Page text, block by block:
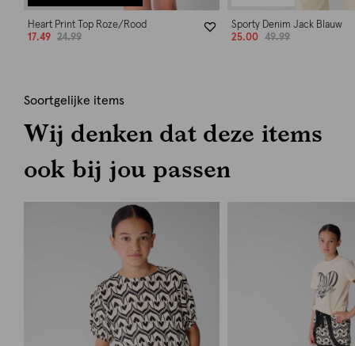
Heart Print Top Roze/Rood
17.49
24.99
Sporty Denim Jack Blauw
25.00
49.99
Soortgelijke items
Wij denken dat deze items
ook bij jou passen